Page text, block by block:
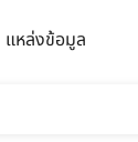
แหล่งข้อมูล